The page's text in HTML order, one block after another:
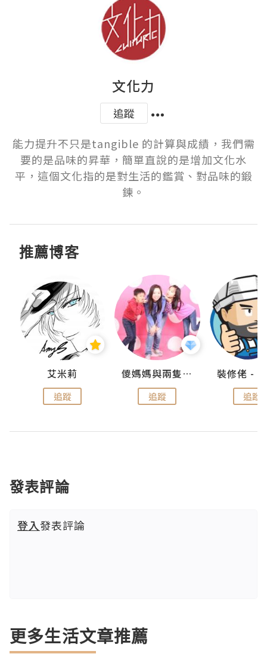
文化力
追蹤
能力提升不只是tangible 的計算與成績，我們需
要的是品味的昇華，簡單直說的是增加文化水
平，這個文化指的是對生活的鑑賞、對品味的鍛
鍊。
推薦博客
艾米莉
追蹤
儍媽媽與兩隻小魔怪之家
追蹤 追蹤
發表評論
登入發表評論
更多生活文章推薦